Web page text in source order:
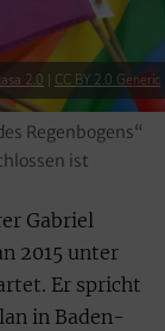
2.0 CC BY 2.0 Generic
Regenbogens“
ist
Gabriel
2015 unter
Er spricht
in Baden-